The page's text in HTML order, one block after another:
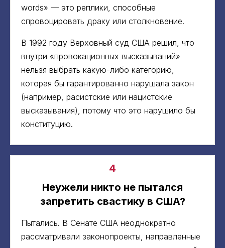
words» — это реплики, способные
спровоцировать драку или столкновение.
В 1992 году Верховный суд США решил, что
внутри «провокационных высказываний»
нельзя выбрать какую-либо категорию,
которая бы гарантированно нарушала закон
(например, расистские или нацистские
высказывания), потому что это нарушило бы
конституцию.
4
Неужели никто не пытался
запретить свастику в США?
Пытались. В Сенате США неоднократно
рассматривали законопроекты, направленные